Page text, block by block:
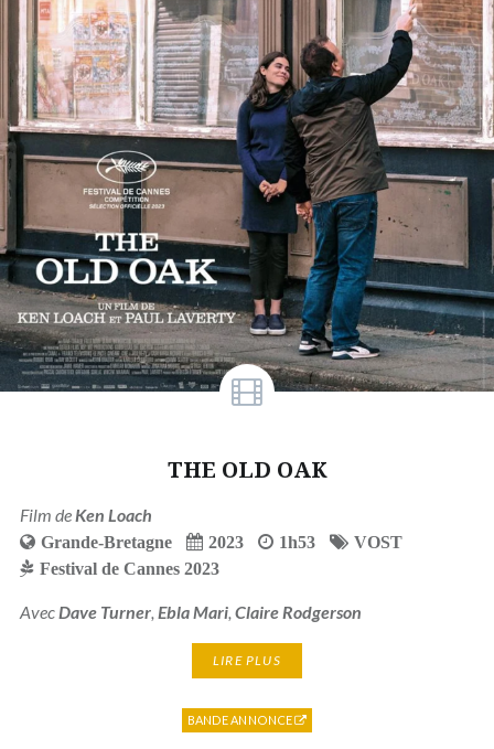
THE OLD OAK
Film de Ken Loach
Grande-Bretagne 2023 1h53
VOST
Festival de Cannes 2023
Avec Dave Turner, Ebla Mari, Claire Rodgerson
LIRE PLUS
BANDE ANNONCE